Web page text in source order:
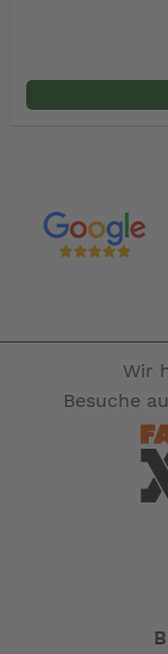
Wir
Besuche